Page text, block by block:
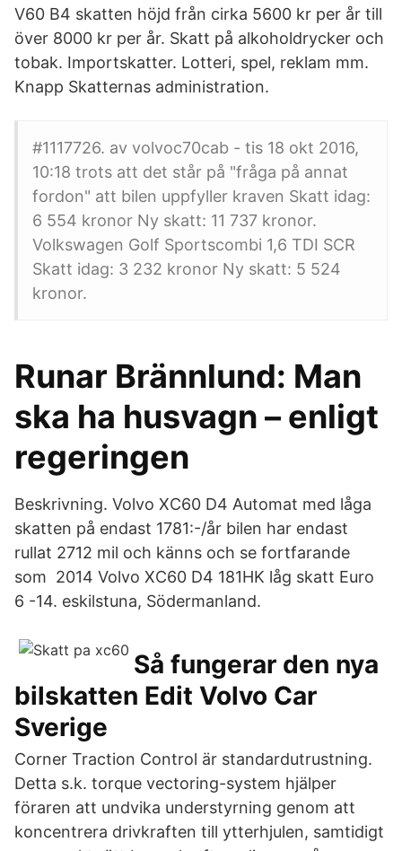
V60 B4 skatten höjd från cirka 5600 kr per år till
över 8000 kr per år. Skatt på alkoholdrycker och
tobak. Importskatter. Lotteri, spel, reklam mm.
Knapp Skatternas administration.
#1117726. av volvoc70cab - tis 18 okt 2016,
10:18 trots att det står på "fråga på annat
fordon" att bilen uppfyller kraven Skatt idag:
6 554 kronor Ny skatt: 11 737 kronor.
Volkswagen Golf Sportscombi 1,6 TDI SCR
Skatt idag: 3 232 kronor Ny skatt: 5 524
kronor.
Runar Brännlund: Man
ska ha husvagn – enligt
regeringen
Beskrivning. Volvo XC60 D4 Automat med låga
skatten på endast 1781:-/år bilen har endast
rullat 2712 mil och känns och se fortfarande
som 2014 Volvo XC60 D4 181HK låg skatt Euro
6 -14. eskilstuna, Södermanland.
Så fungerar den nya
bilskatten Edit Volvo Car
Sverige
Corner Traction Control är standardutrustning.
Detta s.k. torque vectoring-system hjälper
föraren att undvika understyrning genom att
koncentrera drivkraften till ytterhjulen, samtidigt